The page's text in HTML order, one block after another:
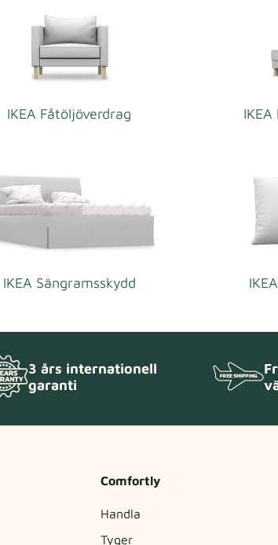
IKEA Fåtöljöverdrag
IKEA Sängramsskydd
3 års internationell
garanti
Comfortly
Handla
Tyger